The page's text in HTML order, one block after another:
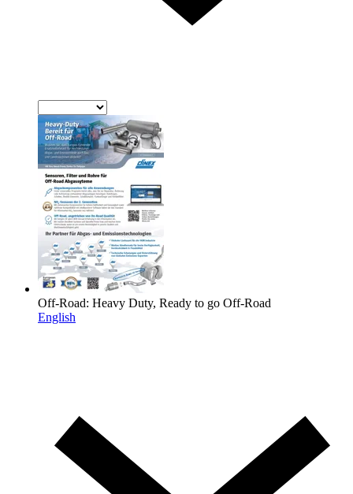
Off-Road: Heavy Duty, Ready to go Off-Road
English